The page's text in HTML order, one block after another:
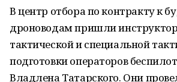
В центр отбора по контракту к
дроноводам пришли
тактической и специальной
подготовки операторов
Владлена Татарского. Они